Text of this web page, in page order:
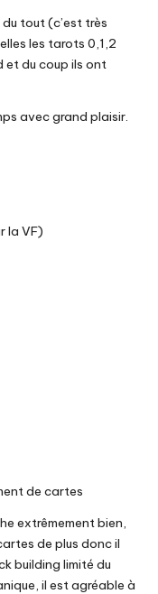
du tout (c’est très
les tarots 0,1,2
et du coup ils ont
avec grand plaisir.
la VF)
de cartes
extrêmement bien,
de plus donc il
building limité du
il est agréable à